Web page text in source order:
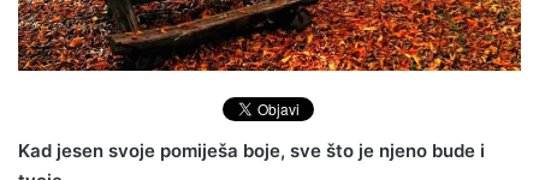
Kad jesen svoje pomiješa boje, sve što je njeno bude i